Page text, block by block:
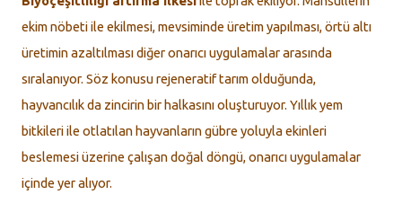
ekim nöbeti ile ekilmesi, mevsiminde üretim yapılması, örtü altı
üretimin azaltılması diğer onarıcı uygulamalar arasında
sıralanıyor. Söz konusu rejeneratif tarım olduğunda,
hayvancılık da zincirin bir halkasını oluşturuyor. Yıllık yem
bitkileri ile otlatılan hayvanların gübre yoluyla ekinleri
beslemesi üzerine çalışan doğal döngü, onarıcı uygulamalar
içinde yer alıyor.